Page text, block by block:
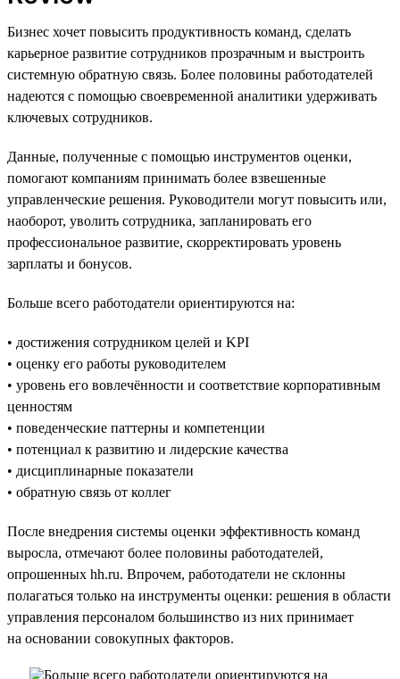
Бизнес хочет повысить продуктивность команд, сделать
карьерное развитие сотрудников прозрачным и выстроить
системную обратную связь. Более половины работодателей
надеются с помощью своевременной аналитики удерживать
ключевых сотрудников.
Данные, полученные с помощью инструментов оценки,
помогают компаниям принимать более взвешенные
управленческие решения. Руководители могут повысить или,
наоборот, уволить сотрудника, запланировать его
профессиональное развитие, скорректировать уровень
зарплаты и бонусов.
Больше всего работодатели ориентируются на:
• достижения сотрудником целей и KPI
• оценку его работы руководителем
• уровень его вовлечённости и соответствие корпоративным
ценностям
• поведенческие паттерны и компетенции
• потенциал к развитию и лидерские качества
• дисциплинарные показатели
• обратную связь от коллег
После внедрения системы оценки эффективность команд
выросла, отмечают более половины работодателей,
опрошенных hh.ru. Впрочем, работодатели не склонны
полагаться только на инструменты оценки: решения в области
управления персоналом большинство из них принимает
на основании совокупных факторов.